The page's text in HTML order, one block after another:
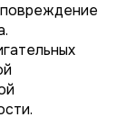
повреждение